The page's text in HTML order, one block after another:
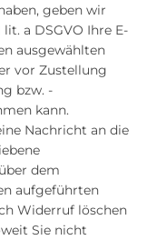
geben wir
a DSGVO Ihre E-
ausgewählten
vor Zustellung
bzw. -
kann.
Nachricht an die
dem
aufgeführten
Widerruf löschen
Sie nicht